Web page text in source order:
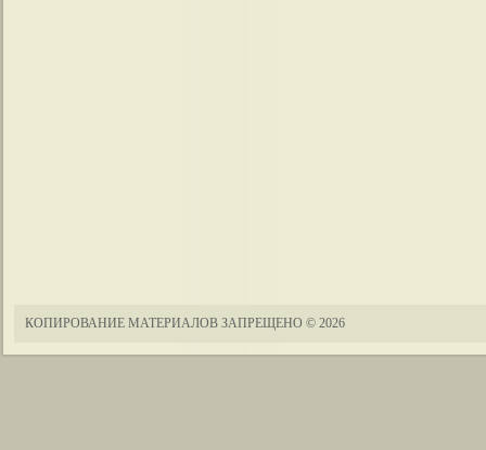
КОПИРОВАНИЕ МАТЕРИАЛОВ ЗАПРЕЩЕНО © 2026